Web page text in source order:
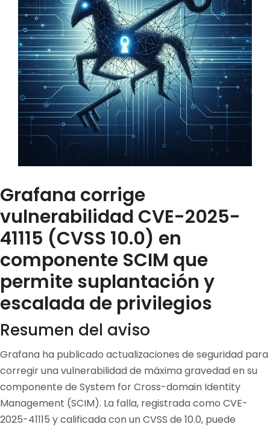
Grafana corrige
vulnerabilidad CVE-2025-
41115 (CVSS 10.0) en
componente SCIM que
permite suplantación y
escalada de privilegios
Resumen del aviso
Grafana ha publicado actualizaciones de seguridad para
corregir una vulnerabilidad de máxima gravedad en su
componente de System for Cross-domain Identity
Management (SCIM). La falla, registrada como CVE-
2025-41115 y calificada con un CVSS de 10.0, puede